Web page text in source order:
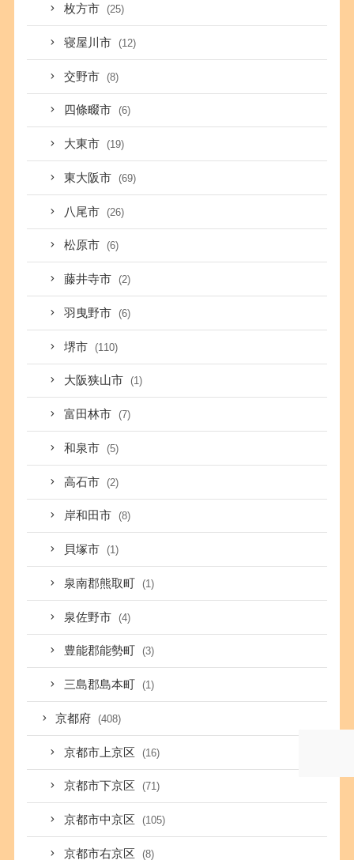
枚方市 (25)
寝屋川市 (12)
交野市 (8)
四條畷市 (6)
大東市 (19)
東大阪市 (69)
八尾市 (26)
松原市 (6)
藤井寺市 (2)
羽曳野市 (6)
堺市 (110)
大阪狭山市 (1)
富田林市 (7)
和泉市 (5)
高石市 (2)
岸和田市 (8)
貝塚市 (1)
泉南郡熊取町 (1)
泉佐野市 (4)
豊能郡能勢町 (3)
三島郡島本町 (1)
京都府 (408)
京都市上京区 (16)
京都市下京区 (71)
京都市中京区 (105)
京都市右京区 (8)